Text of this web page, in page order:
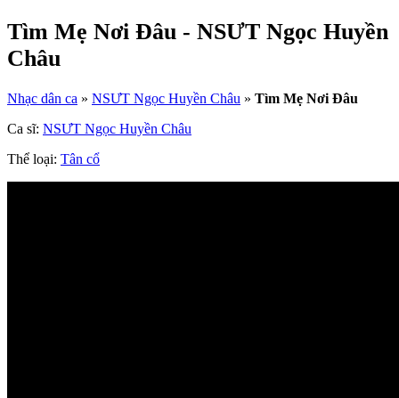
Tìm Mẹ Nơi Đâu - NSƯT Ngọc Huyền
Châu
Nhạc dân ca » NSƯT Ngọc Huyền Châu » Tìm Mẹ Nơi Đâu
Ca sĩ: NSƯT Ngọc Huyền Châu
Thể loại: Tân cổ